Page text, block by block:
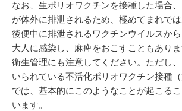
なお、生ポリオワクチンを接種した場合
が体外に排泄されるため、極めてまれで
後便中に排泄されるワクチンウイルスか
大人に感染し、麻痺をおこすこともあり
衛生管理にも注意してください。ただし
いられている不活化ポリオワクチン接種（
では、基本的にこのようなことが起こる
います。